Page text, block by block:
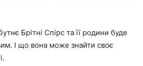
Брітні Спірс та її родини буде
І що вона може знайти своє